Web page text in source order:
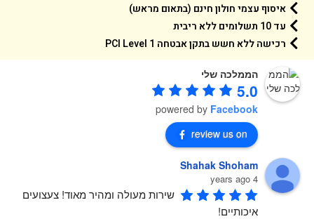
איסוף עצמי חולון חינם (בתאום מראש)
עד 10 תשלומים ללא ריבית
רכישה ללא חשש בתקן אבטחה 1 PCI Level
הממלכה שלי
5.0
powered byFacebook
review us on
Shahak Shoham
4 years ago
שירות מעולה ומהיר מאוד! צעצועים
איכותיים!